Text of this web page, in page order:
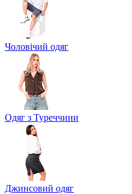
Чоловічий одяг
Одяг з Туреччини
Джинсовий одяг